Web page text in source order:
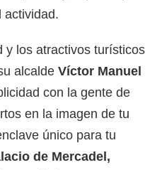
actividad.
y los atractivos turísticos
alcalde Víctor Manuel
con la gente de
en la imagen de tu
único para tu
de Mercadel,